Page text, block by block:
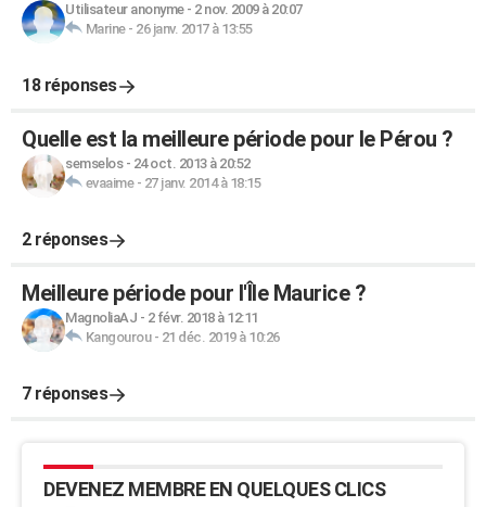
Utilisateur anonyme- 2 nov. 2009 à 20:07
Marine- 26 janv. 2017 à 13:55
18 réponses
Quelle est la meilleure période pour le Pérou ?
semselos- 24 oct. 2013 à 20:52
evaaime- 27 janv. 2014 à 18:15
2 réponses
Meilleure période pour l'Île Maurice ?
MagnoliaAJ - 2 févr. 2018 à 12:11
Kangourou- 21 déc. 2019 à 10:26
7 réponses
DEVENEZ MEMBRE EN QUELQUES CLICS